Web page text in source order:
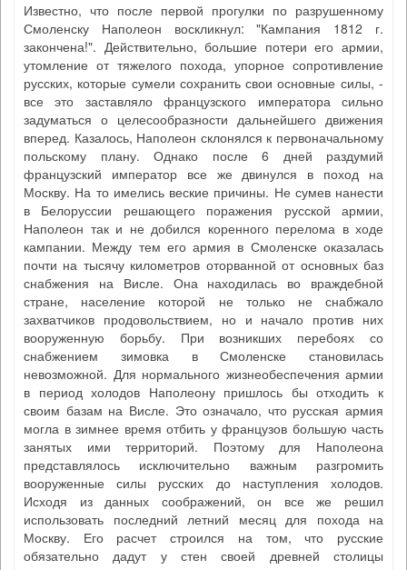
Известно, что после первой прогулки по разрушенному
Смоленску Наполеон воскликнул: "Кампания 1812 г.
закончена!". Действительно, большие потери его армии,
утомление от тяжелого похода, упорное сопротивление
русских, которые сумели сохранить свои основные силы, -
все это заставляло французского императора сильно
задуматься о целесообразности дальнейшего движения
вперед. Казалось, Наполеон склонялся к первоначальному
польскому плану. Однако после 6 дней раздумий
французский император все же двинулся в поход на
Москву. На то имелись веские причины. Не сумев нанести
в Белоруссии решающего поражения русской армии,
Наполеон так и не добился коренного перелома в ходе
кампании. Между тем его армия в Смоленске оказалась
почти на тысячу километров оторванной от основных баз
снабжения на Висле. Она находилась во враждебной
стране, население которой не только не снабжало
захватчиков продовольствием, но и начало против них
вооруженную борьбу. При возникших перебоях со
снабжением зимовка в Смоленске становилась
невозможной. Для нормального жизнеобеспечения армии
в период холодов Наполеону пришлось бы отходить к
своим базам на Висле. Это означало, что русская армия
могла в зимнее время отбить у французов большую часть
занятых ими территорий. Поэтому для Наполеона
представлялось исключительно важным разгромить
вооруженные силы русских до наступления холодов.
Исходя из данных соображений, он все же решил
использовать последний летний месяц для похода на
Москву. Его расчет строился на том, что русские
обязательно дадут у стен своей древней столицы